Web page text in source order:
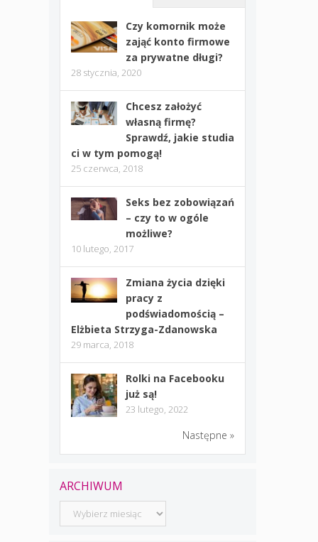
Czy komornik może
zająć konto firmowe
za prywatne długi?
28 stycznia, 2020
Chcesz założyć
własną firmę?
Sprawdź, jakie studia
ci w tym pomogą!
25 czerwca, 2018
Seks bez zobowiązań
– czy to w ogóle
możliwe?
10 lutego, 2017
Zmiana życia dzięki
pracy z
podświadomością –
Elżbieta Strzyga-Zdanowska
29 marca, 2018
Rolki na Facebooku
już są!
23 lutego, 2022
Następne »
ARCHIWUM
Archiwum